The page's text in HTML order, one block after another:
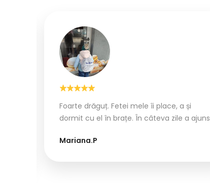
Foarte drăguț. Fetei mele îi place, a și
dormit cu el în brațe. În câteva zile a ajuns
Mariana.P